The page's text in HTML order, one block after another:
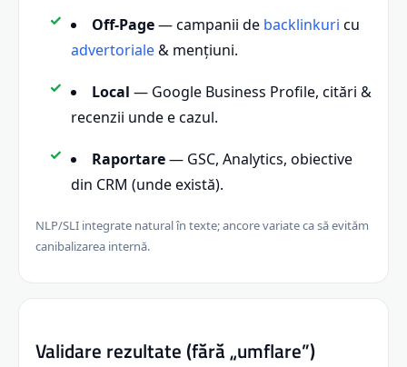
Off-Page— campanii de backlinkuri cu
advertoriale& mențiuni.
Local — Google Business Profile, citări &
recenzii unde e cazul.
Raportare— GSC, Analytics, obiective
din CRM (unde există).
NLP/SLI integrate natural în texte; ancore variate ca să evităm
canibalizarea internă.
Validare rezultate (fără „umflare”)